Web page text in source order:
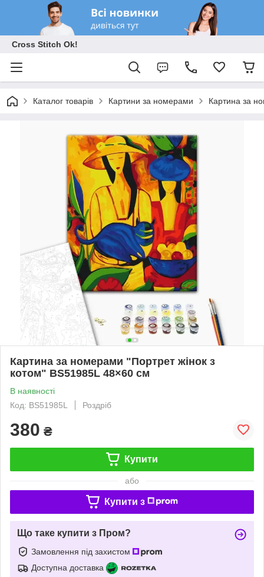
Cross Stitch Ok!
Каталог товарів Картини за номерами Картина за
Картина за номерами "Портрет жінок з
котом" BS51985L 48×60 см
В наявності
Код: BS51985L
Роздріб
380 ₴
Купити
або
Купити з
Що таке купити з Пром?
Замовлення під захистом
Доступна доставка